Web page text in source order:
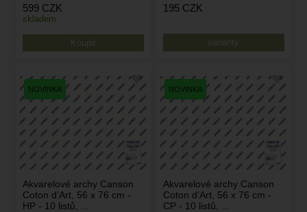
skladem
599 CZK
varianty
195 CZK
Akvarelové archy Canson
Coton d’Art, 56 x 76 cm -
HP - 10 listů, ...
Akvarelové archy Canson
Coton d’Art, 56 x 76 cm -
CP - 10 listů, ...